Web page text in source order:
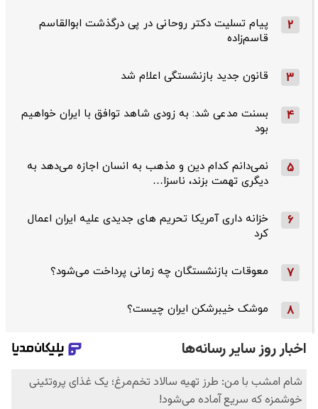
2
پیام تسلیت دکتر روحانی در پی درگذشت ابوالقاسم
قاسم‌زاده
3 قانون جدید بازنشستگی اعلام شد
4
بسنت مدعی شد: به زودی شاهد توافق با ایران خواهیم
بود
5
نمی‌دانم کدام دین و مذهب به انسان اجازه می‌دهد به
دیگری تهمت بزند، ناسزا…
6
خزانه داری آمریکا تحریم های جدیدی علیه ایران اعمال
کرد
7 معوقات بازنشستگان چه زمانی پرداخت می‌شود؟
8 موشک خیبرشکن ایران چیست؟